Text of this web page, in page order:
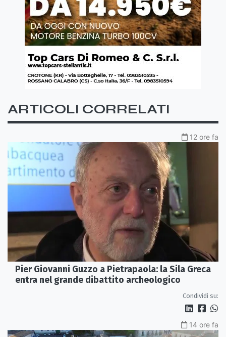
ARTICOLI CORRELATI
12 ore fa
Pier Giovanni Guzzo a Pietrapaola: la Sila Greca
entra nel grande dibattito archeologico
Condividi su:
14 ore fa